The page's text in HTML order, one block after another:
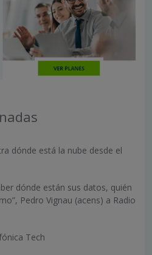
dónde está la nube desde el
dónde están sus datos, quién
Pedro Vignau (acens) a Radio
Tech